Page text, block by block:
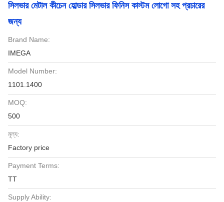
সিলভার মেটাল কীচেন হোল্ডার সিলভার ফিনিস কাস্টম লোগো সহ প্রচারের
জন্য
Brand Name:
IMEGA
Model Number:
1101.1400
MOQ:
500
মূল্য:
Factory price
Payment Terms:
TT
Supply Ability: